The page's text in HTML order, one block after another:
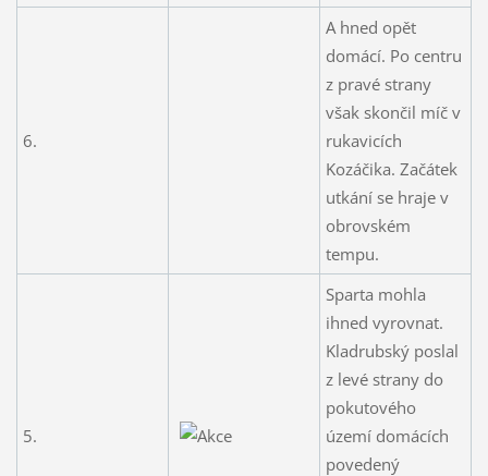
6.
A hned opět
domácí. Po centru
z pravé strany
však skončil míč v
rukavicích
Kozáčika. Začátek
utkání se hraje v
obrovském
tempu.
5.
Sparta mohla
ihned vyrovnat.
Kladrubský poslal
z levé strany do
pokutového
území domácích
povedený